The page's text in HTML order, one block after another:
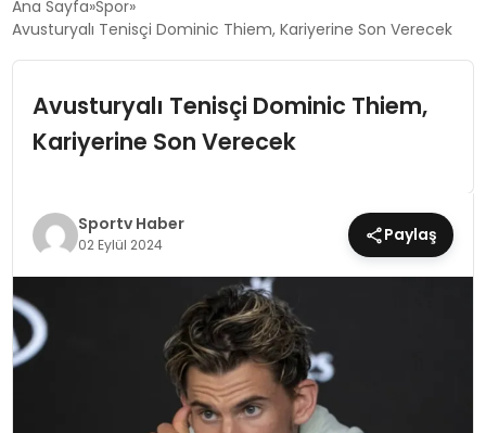
EKONOMI
SIYASET
TEKNOLOJI
EĞITIM
MAGAZIN
Ana Sayfa Spor
Avusturyalı Tenisçi Dominic Thiem, Kariyerine Son Verecek
Avusturyalı Tenisçi Dominic Thiem,
Kariyerine Son Verecek
Sportv Haber
02 Eylül 2024 Paylaş